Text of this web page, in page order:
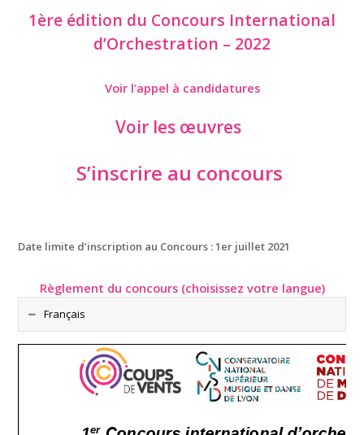
1ère édition du Concours International
d’Orchestration – 2022
Voir l’appel à candidatures
Voir les œuvres
S’inscrire au concours
Date limite d’inscription au Concours : 1er juillet 2021
Règlement du concours (choisissez votre langue)
Français